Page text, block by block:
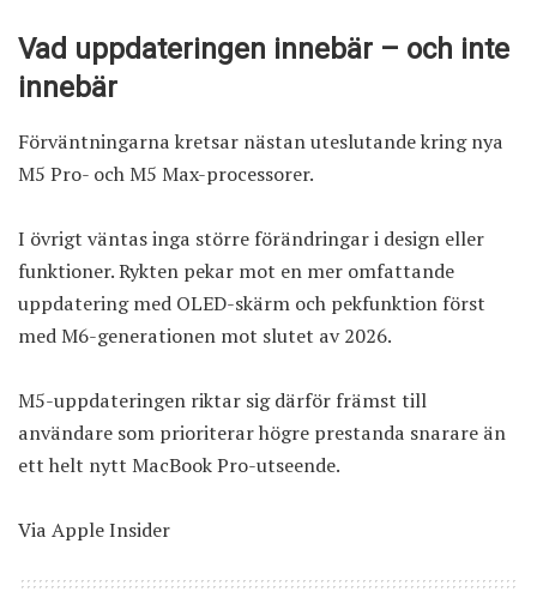
Vad uppdateringen innebär – och inte
innebär
Förväntningarna kretsar nästan uteslutande kring nya
M5 Pro- och M5 Max-processorer.
I övrigt väntas inga större förändringar i design eller
funktioner. Rykten pekar mot en mer omfattande
uppdatering med OLED-skärm och pekfunktion först
med M6-generationen mot slutet av 2026.
M5-uppdateringen riktar sig därför främst till
användare som prioriterar högre prestanda snarare än
ett helt nytt MacBook Pro-utseende.
Via Apple Insider